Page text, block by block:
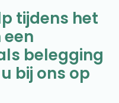
tijdens het
belegging
bij ons op